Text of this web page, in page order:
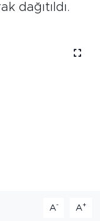
dağıtıldı.
ediyor.